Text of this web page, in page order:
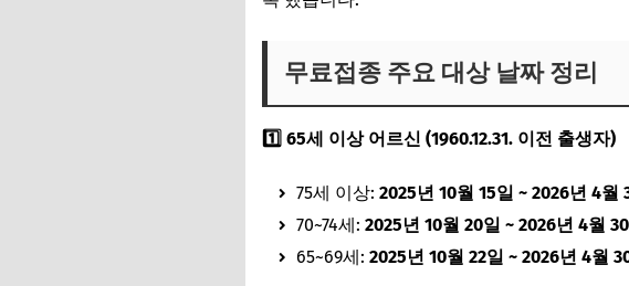
무료접종 주요 대상 날짜 정리
1️⃣ 65세 이상 어르신 (1960.12.31. 이전 출생자)
75세 이상: 2025년 10월 15일 ~ 2026년 4월
70~74세: 2025년 10월 20일 ~ 2026년 4월
65~69세: 2025년 10월 22일 ~ 2026년 4월